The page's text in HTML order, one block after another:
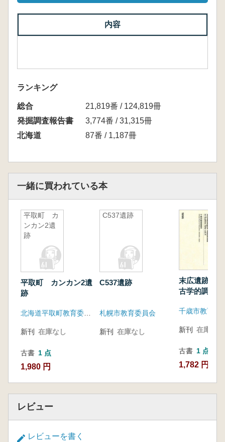
内容
ランキング
総合
21,819番 / 124,819冊
発掘調査報告書
3,774番 / 31,315冊
北海道
87番 / 1,187冊
一緒に買われている本
平取町 カ
ンカン2遺
跡
平取町 カンカン2遺
跡
新刊 在庫なし
古書 1 点
1,980 円
C537遺跡
C537遺跡
札幌市教育委員会
新刊 在庫なし
末広遺跡に
古学的調査4
千歳市教育委
新刊 在庫なし
古書 1 点
1,782 円
レビュー
レビューを書く